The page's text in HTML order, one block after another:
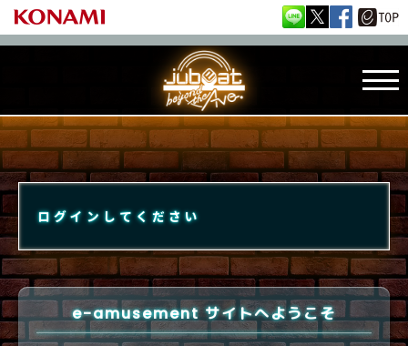
ログインしてください
e-amusement サイトへようこそ